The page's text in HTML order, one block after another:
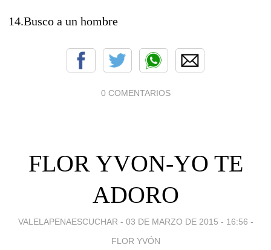
14.Busco a un hombre
0 COMENTARIOS
FLOR YVON-YO TE
ADORO
VALELAPENAESCUCHAR - 03 DE MARZO DE 2015 - 16:56 -
FLOR YVÓN